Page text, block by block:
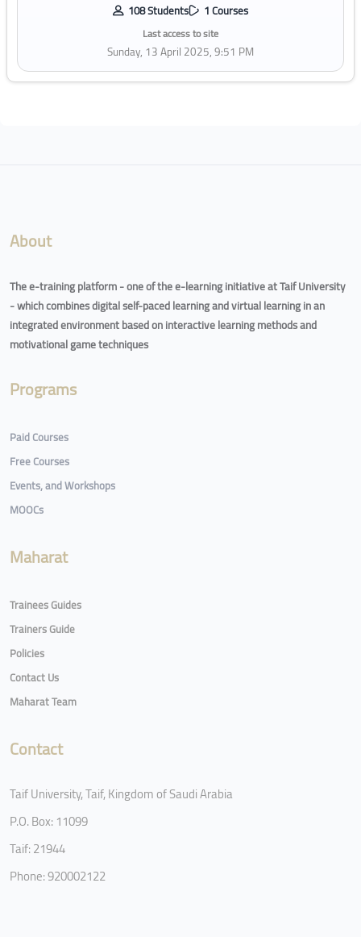
108 Students 1 Courses
Last access to site
Sunday, 13 April 2025, 9:51 PM
About
The e-training platform - one of the e-learning initiative at Taif University
- which combines digital self-paced learning and virtual learning in an
integrated environment based on interactive learning methods and
motivational game techniques
Programs
Paid Courses
Free Courses
Events, and Workshops
MOOCs
Maharat
Trainees Guides
Trainers Guide
Policies
Contact Us
Maharat Team
Contact
Taif University, Taif, Kingdom of Saudi Arabia
P.O. Box: 11099
Taif: 21944
Phone: 920002122